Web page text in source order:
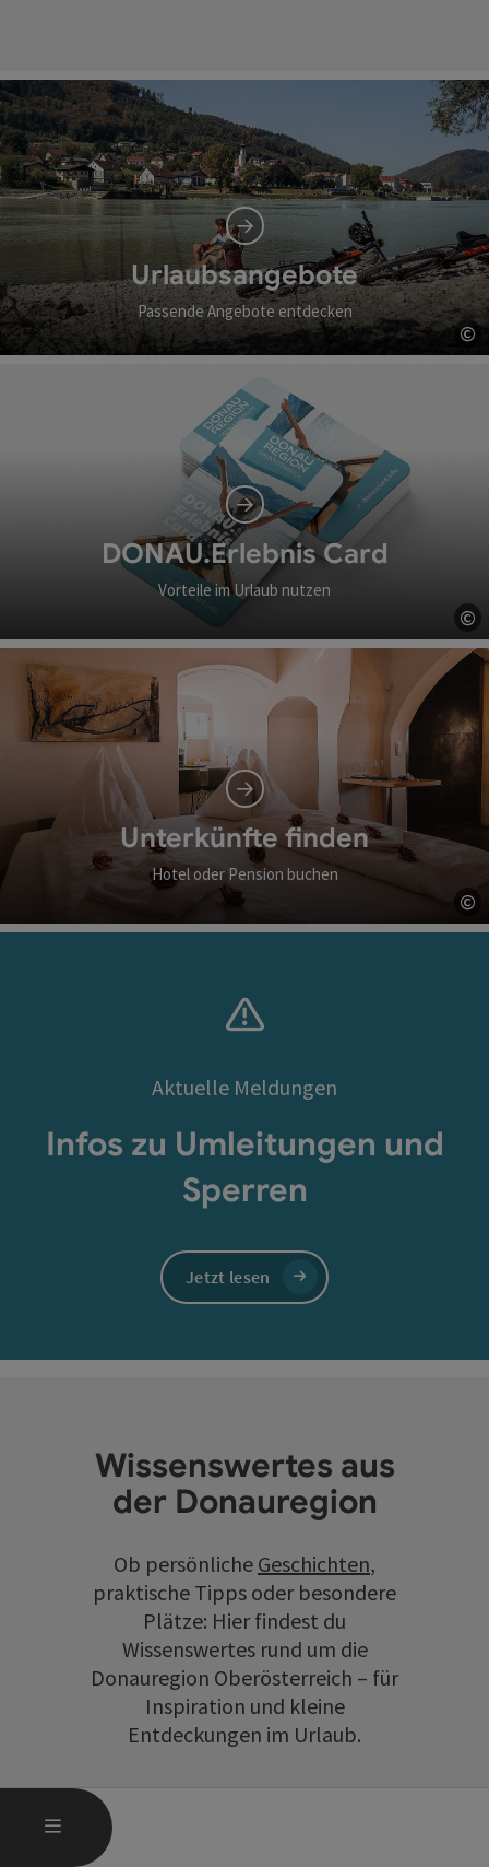
MENÜ
Urlaubsangebote
Passende Angebote entdecken
©
DONAU.Erlebnis Card
Vorteile im Urlaub nutzen
©
Unterkünfte finden
Hotel oder Pension buchen
©
Aktuelle Meldungen
Infos zu Umleitungen und
Sperren
Jetzt lesen
Wissenswertes aus
der Donauregion
Ob persönliche Geschichten,
praktische Tipps oder besondere
Plätze: Hier findest du
Wissenswertes rund um die
Donauregion Oberösterreich – für
Inspiration und kleine
Entdeckungen im Urlaub.